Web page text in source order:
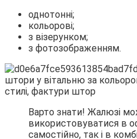
однотонні;
кольорові;
з візерунком;
з фотозображенням.
Варто знати! Жалюзі
використовуватися в
самостійно, так і в